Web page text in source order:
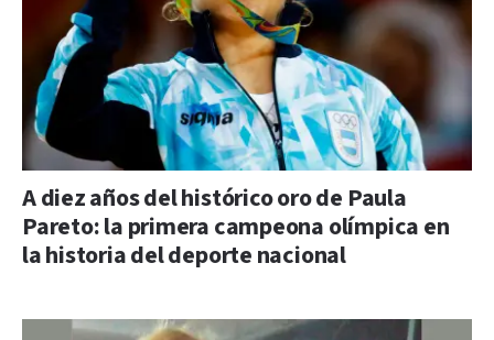
A diez años del histórico oro de Paula
Pareto: la primera campeona olímpica en
la historia del deporte nacional